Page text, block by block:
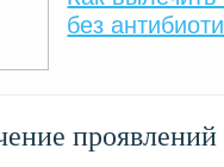
без
проявлений